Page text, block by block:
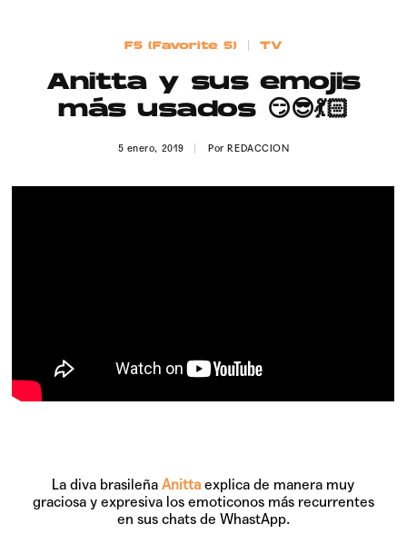
F5 (Favorite 5) TV
Anitta y sus emojis
más usados 😏😎💃🏻
5 enero, 2019 PorREDACCION
La diva brasileñaAnitta explica de manera muy
graciosa y expresiva los emoticonos más recurrentes
en sus chats de WhastApp.